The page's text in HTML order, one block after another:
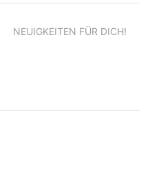
NEUIGKEITEN FÜR DICH!